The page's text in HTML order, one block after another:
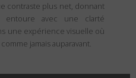
contraste plus net, donnant
avec une clarté
une expérience visuelle où
jamais auparavant.